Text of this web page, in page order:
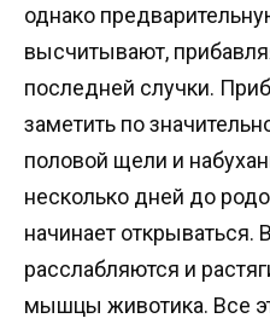
однако
высчитывают,
последней случки.
заметить по
половой щели и
несколько дней до
начинает открываться.
расслабляются и
мышцы животика. Все